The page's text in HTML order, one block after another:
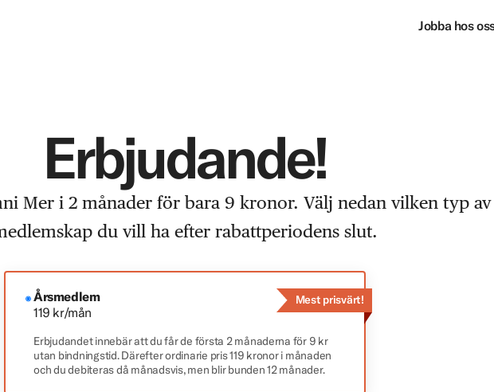
Jobba hos
Erbjudande!
Mer i 2 månader för bara 9 kronor. Välj nedan vilken typ av
du vill ha efter rabattperiodens slut.
Årsmedlem
119 kr/mån
Erbjudandet innebär att du får de första 2 månaderna för 9 kr
utan bindningstid. Därefter ordinarie pris 119 kronor i månaden
och du debiteras då månadsvis, men blir bunden 12 månader.
Mest prisvärt!